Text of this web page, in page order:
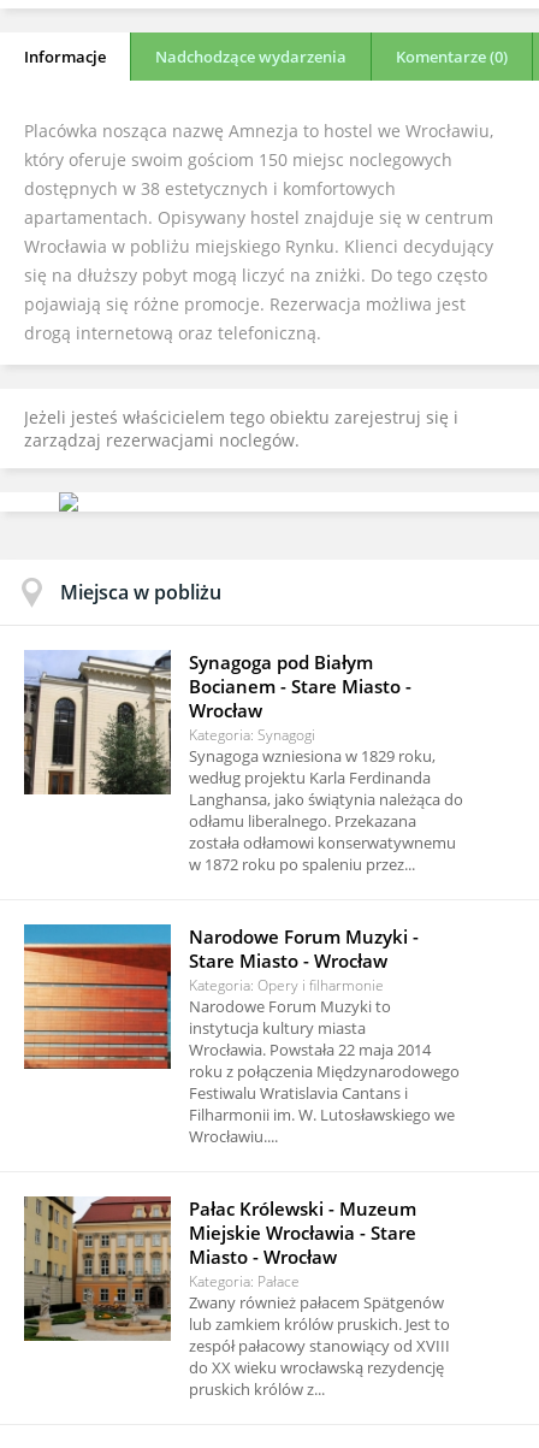
Informacje Nadchodzące wydarzenia Komentarze (0)
Placówka nosząca nazwę Amnezja to hostel we Wrocławiu,
który oferuje swoim gościom 150 miejsc noclegowych
dostępnych w 38 estetycznych i komfortowych
apartamentach. Opisywany hostel znajduje się w centrum
Wrocławia w pobliżu miejskiego Rynku. Klienci decydujący
się na dłuższy pobyt mogą liczyć na zniżki. Do tego często
pojawiają się różne promocje. Rezerwacja możliwa jest
drogą internetową oraz telefoniczną.
Jeżeli jesteś właścicielem tego obiektu zarejestruj się i
zarządzaj rezerwacjami noclegów.
Miejsca w pobliżu
Synagoga pod Białym
Bocianem - Stare Miasto -
Wrocław
Kategoria: Synagogi
Synagoga wzniesiona w 1829 roku,
według projektu Karla Ferdinanda
Langhansa, jako świątynia należąca do
odłamu liberalnego. Przekazana
została odłamowi konserwatywnemu
w 1872 roku po spaleniu przez...
Narodowe Forum Muzyki -
Stare Miasto - Wrocław
Kategoria: Opery i filharmonie
Narodowe Forum Muzyki to
instytucja kultury miasta
Wrocławia. Powstała 22 maja 2014
roku z połączenia Międzynarodowego
Festiwalu Wratislavia Cantans i
Filharmonii im. W. Lutosławskiego we
Wrocławiu....
Pałac Królewski - Muzeum
Miejskie Wrocławia - Stare
Miasto - Wrocław
Kategoria: Pałace
Zwany również pałacem Spätgenów
lub zamkiem królów pruskich. Jest to
zespół pałacowy stanowiący od XVIII
do XX wieku wrocławską rezydencję
pruskich królów z...